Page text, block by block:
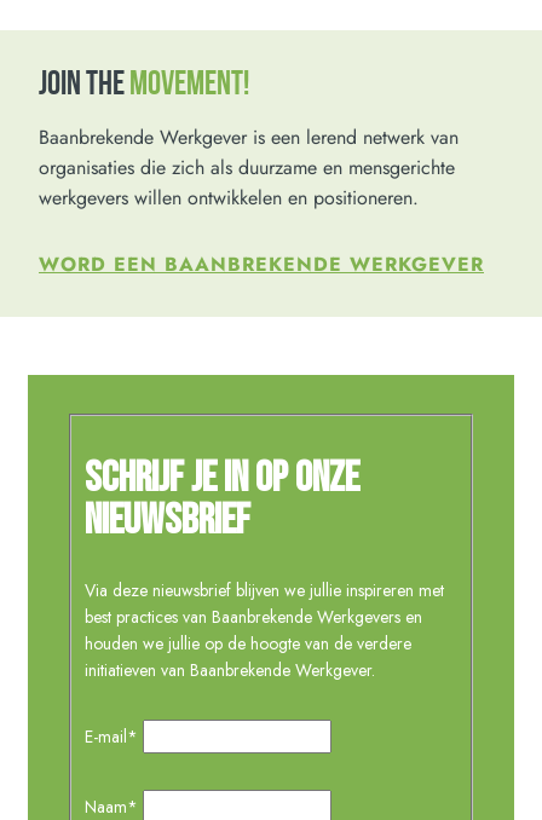
JOIN THEMOVEMENT!
Baanbrekende Werkgever is een lerend netwerk van
organisaties die zich als duurzame en mensgerichte
werkgevers willen ontwikkelen en positioneren.
WORD EEN BAANBREKENDE WERKGEVER